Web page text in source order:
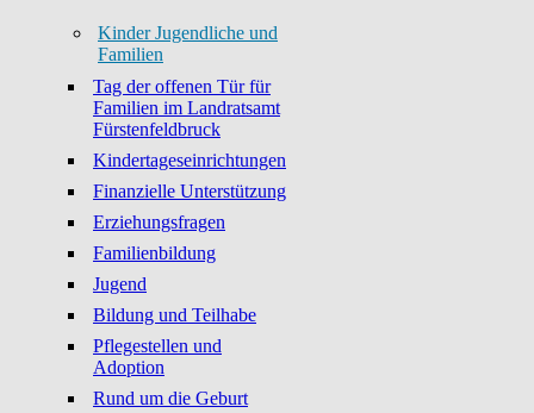
Kinder Jugendliche und
Familien
Tag der offenen Tür für
Familien im Landratsamt
Fürstenfeldbruck
Kindertageseinrichtungen
Finanzielle Unterstützung
Erziehungsfragen
Familienbildung
Jugend
Bildung und Teilhabe
Pflegestellen und
Adoption
Rund um die Geburt